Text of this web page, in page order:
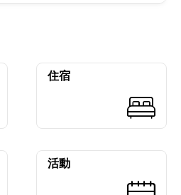
住宿
活動